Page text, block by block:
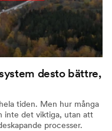
desto bättre,
tiden. Men hur många
inte det viktiga, utan att
processer.